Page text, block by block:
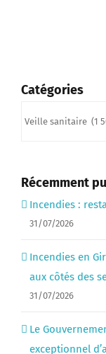
Catégories
Récemment
Incendies :
31/07/2026
Incendies en
aux côtés des
31/07/2026
Le
exceptionnel